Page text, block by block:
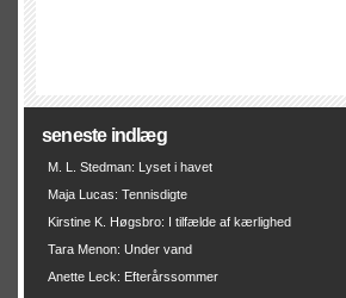
seneste indlæg
M. L. Stedman: Lyset i havet
Maja Lucas: Tennisdigte
Kirstine K. Høgsbro: I tilfælde af kærlighed
Tara Menon: Under vand
Anette Leck: Efterårssommer